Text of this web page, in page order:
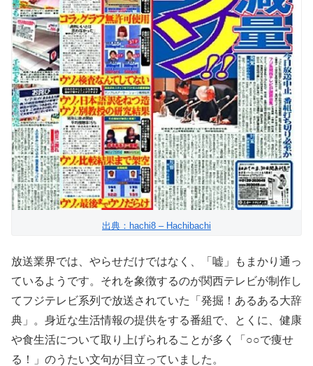
出典：hachi8 – Hachibachi
放送業界では、やらせだけではなく、「嘘」もまかり通っ
ているようです。それを象徴するのが関西テレビが制作し
てフジテレビ系列で放送されていた「発掘！あるある大辞
典」。身近な生活情報の提供をする番組で、とくに、健康
や食生活について取り上げられることが多く「○○で痩せ
る！」のうたい文句が目立っていました。